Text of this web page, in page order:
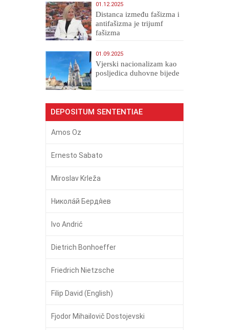
01.12.2025
Distanca između fašizma i
antifašizma je trijumf
fašizma
01.09.2025
​Vjerski nacionalizam kao
posljedica duhovne bijede
DEPOSITUM SENTENTIAE
Amos Oz
Ernesto Sabato
Miroslav Krleža
Никола́й Бердя́ев
Ivo Andrić
Dietrich Bonhoeffer
Friedrich Nietzsche
Filip David (English)
Fjodor Mihailovič Dostojevski